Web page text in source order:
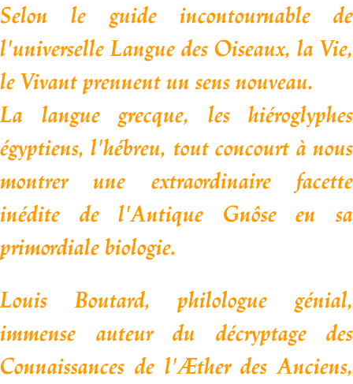
Selon le guide incontournable de
l'universelle Langue des Oiseaux, la Vie,
le Vivantprennent un sens nouveau.
La langue grecque, les hiéroglyphes
égyptiens, l'hébreu, tout concourt à nous
montrer une extraordinaire facette
inédite de l'Antique Gnôse en sa
primordiale biologie.
Louis Boutard, philologue génial,
immense auteur du décryptage des
Connaissances de l'Æther des Anciens,